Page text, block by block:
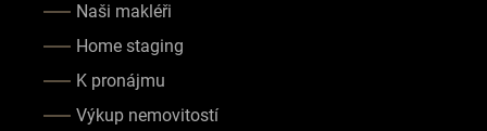
Naši makléři
Home staging
K pronájmu
Výkup nemovitostí